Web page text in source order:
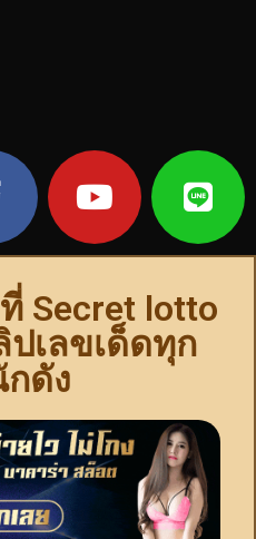
Secret lotto
เลขเด็ดทุก
ดัง